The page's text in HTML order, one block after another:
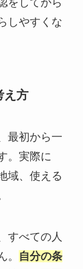
しやすくな
え方
最初から一
。実際に
域、使える
すべての人
。
自分の条